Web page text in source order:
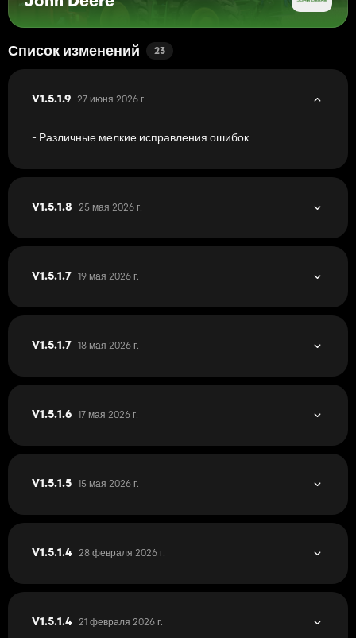
вдохновение из других модов.
Интерактивное управление
Панель управления Live или RealGPS
пакет MX
Список изменений 23
V1.5.1.9 27 июня 2026 г.
- Различные мелкие исправления ошибок
V1.5.1.8 25 мая 2026 г.
V1.5.1.7 19 мая 2026 г.
V1.5.1.7 18 мая 2026 г.
V1.5.1.6 17 мая 2026 г.
V1.5.1.5 15 мая 2026 г.
V1.5.1.4 28 февраля 2026 г.
V1.5.1.4 21 февраля 2026 г.